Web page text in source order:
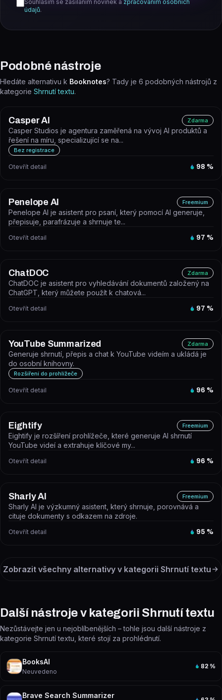
Souhlasím se zasíláním novinek a zpracováním osobních
údajů.
Podobné nástroje
Hledáte alternativu k Booknotes? Tady je 6 podobných nástrojů z
kategorie Shrnutí textu.
Casper AI Zdarma
Casper Studios je agentura zaměřená na vývoj AI produktů a
řešení na míru, specializující se na...
Bez registrace
Otevřít detail 98 %
Penelope AI Freemium
Penelope AI je asistent pro psaní, který pomocí AI generuje,
přepisuje, parafrázuje a shrnuje te...
Otevřít detail 97 %
ChatDOC Zdarma
ChatDOC je asistent pro vyhledávání dokumentů založený na
ChatGPT, který můžete použít k chatová...
Otevřít detail 97 %
YouTube Summarized Zdarma
Generuje shrnutí, přepis a chat k YouTube videím a ukládá je
do osobní knihovny.
Rozšíření do prohlížeče
Otevřít detail 96 %
Eightify Freemium
Eightify je rozšíření prohlížeče, které generuje AI shrnutí
YouTube videí a extrahuje klíčové my...
Otevřít detail 96 %
Sharly AI Freemium
Sharly AI je výzkumný asistent, který shrnuje, porovnává a
cituje dokumenty s odkazem na zdroje.
Otevřít detail 95 %
Zobrazit všechny alternativy v kategorii Shrnutí textu
Další nástroje v kategorii Shrnutí textu
Nezůstávejte jen u nejoblíbenějších – tohle jsou další nástroje z
kategorie Shrnutí textu, které stojí za prohlédnutí.
BooksAI
Neuvedeno
82 %
Brave Search Summarizer